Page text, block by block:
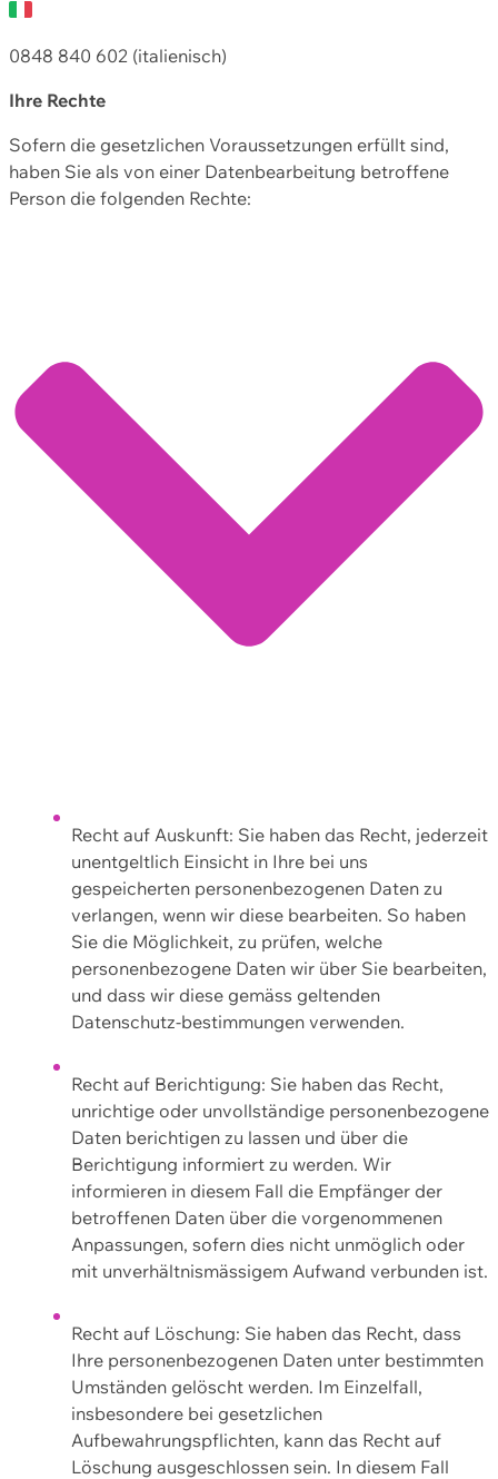
0848 840 602 (italienisch)
Ihre Rechte
Sofern die gesetzlichen Voraussetzungen erfüllt sind,
haben Sie als von einer Datenbearbeitung betroffene
Person die folgenden Rechte:
Recht auf Auskunft: Sie haben das Recht, jederzeit
unentgeltlich Einsicht in Ihre bei uns
gespeicherten personenbezogenen Daten zu
verlangen, wenn wir diese bearbeiten. So haben
Sie die Möglichkeit, zu prüfen, welche
personenbezogene Daten wir über Sie bearbeiten,
und dass wir diese gemäss geltenden
Datenschutz-bestimmungen verwenden.
Recht auf Berichtigung: Sie haben das Recht,
unrichtige oder unvollständige personenbezogene
Daten berichtigen zu lassen und über die
Berichtigung informiert zu werden. Wir
informieren in diesem Fall die Empfänger der
betroffenen Daten über die vorgenommenen
Anpassungen, sofern dies nicht unmöglich oder
mit unverhältnismässigem Aufwand verbunden ist.
Recht auf Löschung: Sie haben das Recht, dass
Ihre personenbezogenen Daten unter bestimmten
Umständen gelöscht werden. Im Einzelfall,
insbesondere bei gesetzlichen
Aufbewahrungspflichten, kann das Recht auf
Löschung ausgeschlossen sein. In diesem Fall